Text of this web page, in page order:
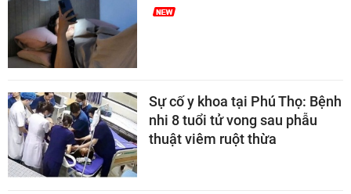
Sự cố y khoa tại Phú Thọ: Bệnh
nhi 8 tuổi tử vong sau phẫu
thuật viêm ruột thừa